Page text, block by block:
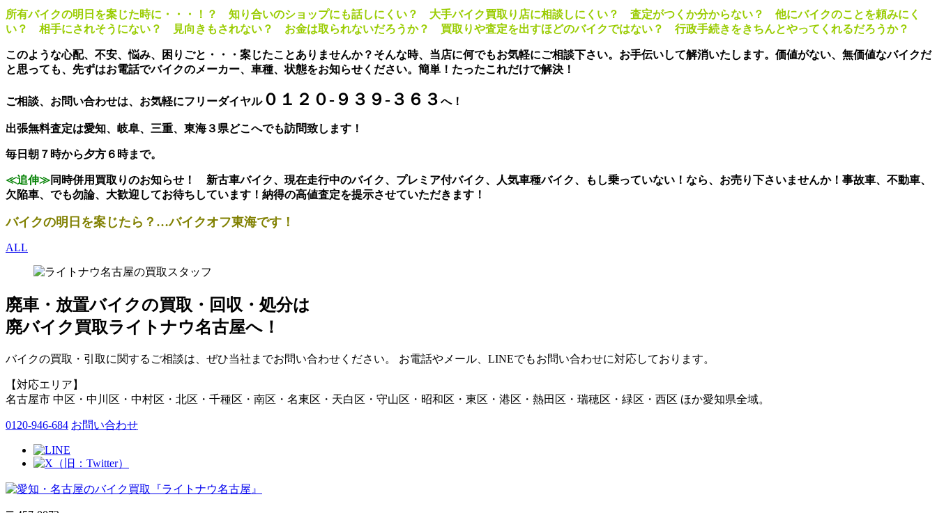
所有バイクの明日を案じた時に・・・！？ 知り合いのショップにも話しにくい？ 大手バイク買取り店に相談しにくい？ 査定がつくか分からない？ 他にバイクのことを頼みにく
い？ 相手にされそうにない？ 見向きもされない？ お金は取られないだろうか？ 買取りや査定を出すほどのバイクではない？ 行政手続きをきちんとやってくれるだろうか？
このような心配、不安、悩み、困りごと・・・案じたことありませんか？そんな時、当店に何でもお気軽にご相談下さい。お手伝いして解消いたします。価値がない、無価値なバイクだ
と思っても、先ずはお電話でバイクのメーカー、車種、状態をお知らせください。簡単！たったこれだけで解決！
ご相談、お問い合わせは、お気軽にフリーダイヤル０１２０-９３９-３６３ へ！
出張無料査定は愛知、岐阜、三重、東海３県どこへでも訪問致します！
毎日朝７時から夕方６時まで。
≪追伸≫同時併用買取りのお知らせ！ 新古車バイク、現在走行中のバイク、プレミア付バイク、人気車種バイク、もし乗っていない！ なら、 お売り下さいませんか！事故車、不動車、
欠陥車、でも勿論、大歓迎してお待ちしています！納得の高値査定を提示させていただきます！
バイクの明日を案じたら？…バイクオフ東海です！
ALL
廃車・放置バイクの買取・回収・処分は
廃バイク買取ライトナウ名古屋へ！
バイクの買取・引取に関するご相談は、ぜひ当社までお問い合わせください。 お電話やメール、LINEでもお問い合わせに対応しております。
【対応エリア】
名古屋市 中区・中川区・中村区・北区・千種区・南区・名東区・天白区・守山区・昭和区・東区・港区・熱田区・瑞穂区・緑区・西区 ほか愛知県全域。
0120-946-684 お問い合わせ